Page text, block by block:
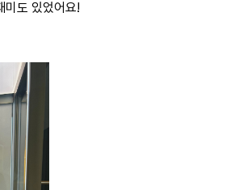
미도 있었어요!